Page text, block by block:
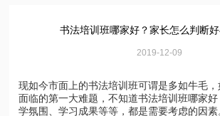
书法培训班哪家好？家长怎么判断
2019-12-09
现如今市面上的书法培训班可谓是多如牛毛
面临的第一大难题，不知道书法培训班哪家
学氛围、学习成果等等，都是需要考虑的因